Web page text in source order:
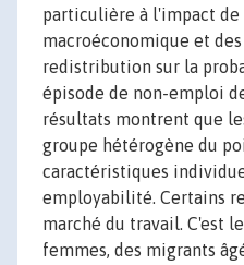
particulière à l'impact
macroéconomique et
redistribution sur la
épisode de non-emploi
résultats montrent que
groupe hétérogène du
caractéristiques
employabilité. Certains
marché du travail. C'est
femmes, des migrants